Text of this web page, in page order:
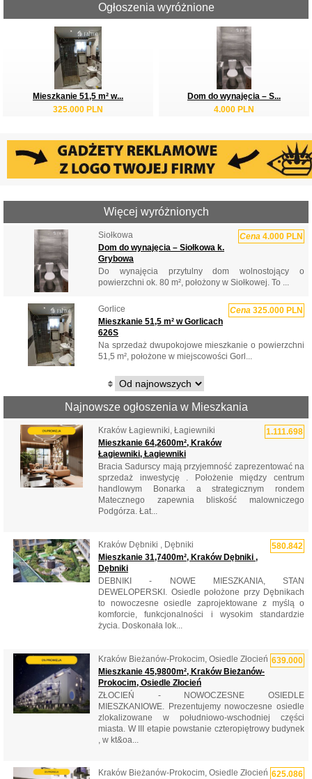
Ogłoszenia wyróżnione
Mieszkanie 51,5 m² w...
325.000 PLN
Dom do wynajęcia – S...
4.000 PLN
Więcej wyróżnionych
Siołkowa Cena 4.000 PLN
Dom do wynajęcia – Siołkowa k.
Grybowa
Do wynajęcia przytulny dom wolnostojący o
powierzchni ok. 80 m², położony w Siołkowej. To ...
Gorlice Cena 325.000 PLN
Mieszkanie 51,5 m² w Gorlicach
626S
Na sprzedaż dwupokojowe mieszkanie o powierzchni
51,5 m², położone w miejscowości Gorl...
Najnowsze ogłoszenia w Mieszkania
1.111.698
Kraków Łagiewniki, Łagiewniki
Mieszkanie 64,2600m², Kraków
Łagiewniki, Łagiewniki
Bracia Sadurscy mają przyjemność zaprezentować na
sprzedaż inwestycję . Położenie między centrum
handlowym Bonarka a strategicznym rondem
Matecznego zapewnia bliskość malowniczego
Podgórza. Łat...
580.842
Kraków Dębniki , Dębniki
Mieszkanie 31,7400m², Kraków Dębniki ,
Dębniki
DEBNIKI - NOWE MIESZKANIA, STAN
DEWELOPERSKI. Osiedle położone przy Dębnikach
to nowoczesne osiedle zaprojektowane z myślą o
komforcie, funkcjonalności i wysokim standardzie
życia. Doskonała lok...
639.000
Kraków Bieżanów-Prokocim, Osiedle Złocień
Mieszkanie 45,9800m², Kraków Bieżanów-
Prokocim, Osiedle Złocień
ZŁOCIEŃ - NOWOCZESNE OSIEDLE
MIESZKANIOWE. Prezentujemy nowoczesne osiedle
zlokalizowane w południowo-wschodniej części
miasta. W III etapie powstanie czteropiętrowy budynek
, w kt&oa...
625.086
Kraków Bieżanów-Prokocim, Osiedle Złocień